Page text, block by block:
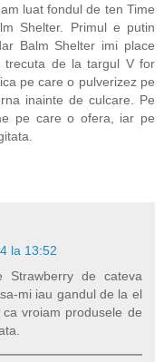
luat fondul de ten Time
Shelter. Primul e putin
Balm Shelter imi place
trecuta de la targul V for
pe care o pulverizez pe
inainte de culcare. Pe
pe care o ofera, iar pe
la 13:52
de cateva
mi iau gandul de la el
ca vroiam produsele de